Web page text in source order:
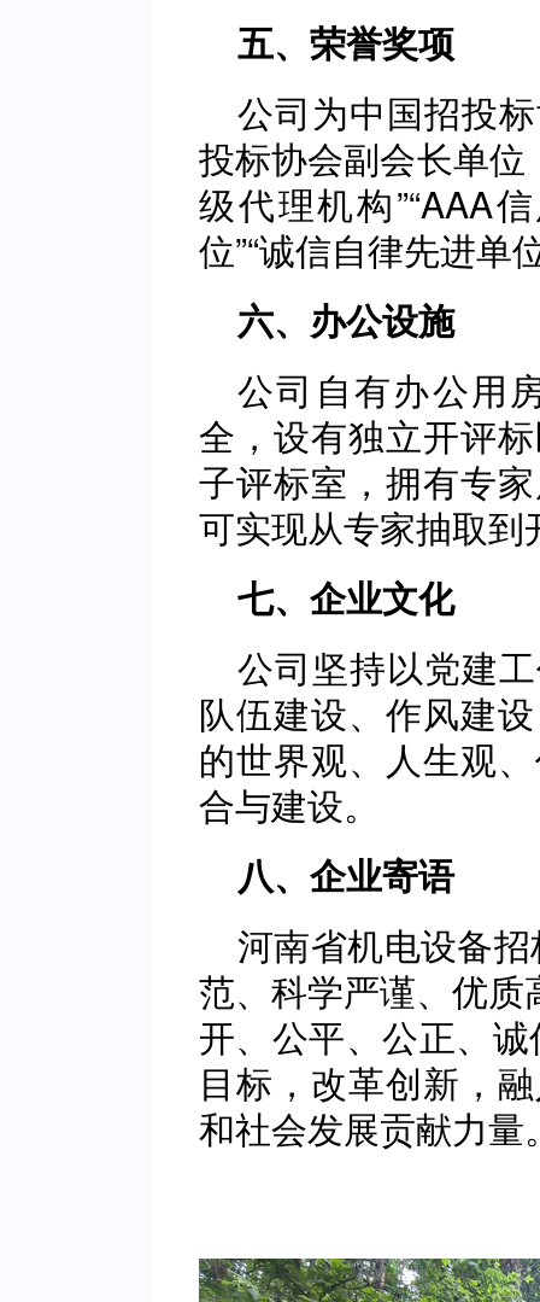
五、荣誉奖项
公司为中国招投
投标协会副会长单位
级代理机构”“AAA
位”“诚信自律先进单
六、办公设施
公司自有办公用
全，设有独立开评
子评标室，拥有专
可实现从专家抽取
七、企业文化
公司坚持以党建
队伍建设、作风建
的世界观、人生观
合与建设。
八、企业寄语
河南省机电设备
范、科学严谨、优质
开、公平、公正、
目标，改革创新，
和社会发展贡献力量